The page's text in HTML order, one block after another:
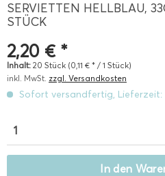
SERVIETTEN HELLBLAU,
STÜCK
2,20 € *
Inhalt: 20 Stück (0,11 € * / 1 Stück)
inkl. MwSt. zzgl. Versandkosten
Sofort versandfertig, Lieferzeit:
In den